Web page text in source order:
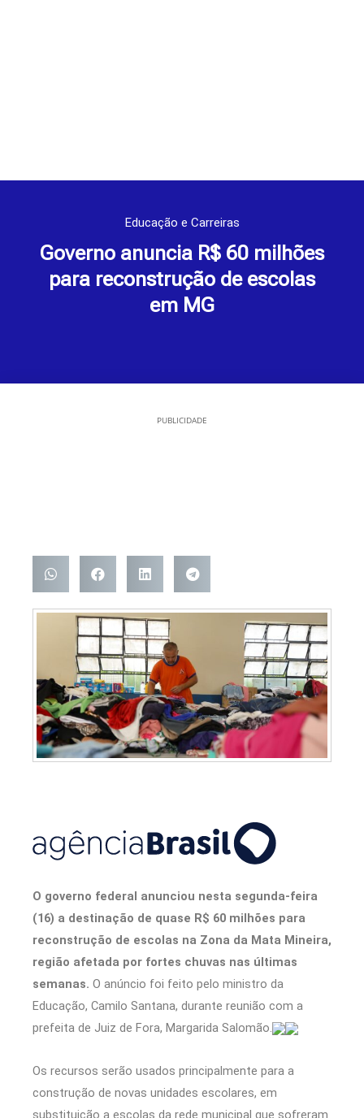
Educação e Carreiras
Governo anuncia R$ 60 milhões
para reconstrução de escolas
em MG
PUBLICIDADE
O governo federal anunciou nesta segunda-feira
(16) a destinação de quase R$ 60 milhões para
reconstrução de escolas na Zona da Mata Mineira,
região afetada por fortes chuvas nas últimas
semanas. O anúncio foi feito pelo ministro da
Educação, Camilo Santana, durante reunião com a
prefeita de Juiz de Fora, Margarida Salomão.
Os recursos serão usados principalmente para a
construção de novas unidades escolares, em
substituição a escolas da rede municipal que sofreram